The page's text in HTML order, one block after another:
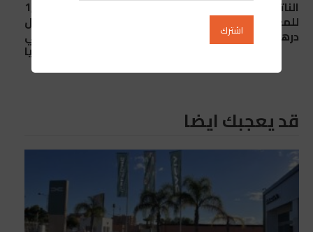
“تيك توك” تستثمر 1,5
مليار دولار لإعادة تشغيل
متجرها الإلكتروني في
إندونيسيا
الناتج الداخلي الخام
درهم سنة 2022
قد يعجبك ايضا